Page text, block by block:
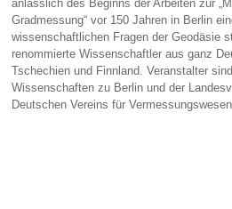
anlässlich des Beginns der Arbeiten zur
Gradmessung“ vor 150 Jahren in Berlin
wissenschaftlichen Fragen der Geodäsie
renommierte Wissenschaftler aus ganz
Tschechien und Finnland. Veranstalter
Wissenschaften zu Berlin und der
Deutschen Vereins für